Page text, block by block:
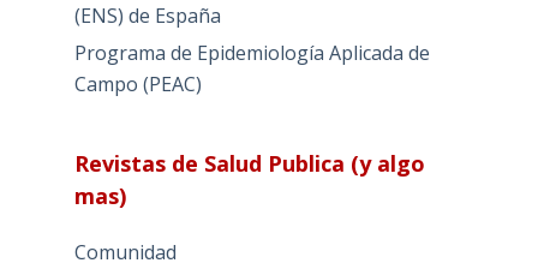
(ENS) de España
Programa de Epidemiología Aplicada de
Campo (PEAC)
Revistas de Salud Publica (y algo
mas)
Comunidad